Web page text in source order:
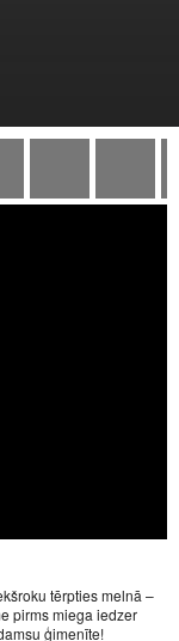
tērpties melnā –
pirms miega iedzer
ģimenīte!